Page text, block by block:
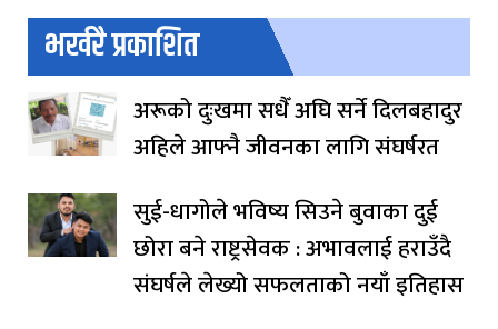
भर्खरै प्रकाशित
अरूको दुःखमा सधैँ अघि सर्ने दिलबहादुर
अहिले आफ्नै जीवनका लागि संघर्षरत
सुई-धागोले भविष्य सिउने बुवाका दुई
छोरा बने राष्ट्रसेवक : अभावलाई हराउँदै
संघर्षले लेख्यो सफलताको नयाँ इतिहास